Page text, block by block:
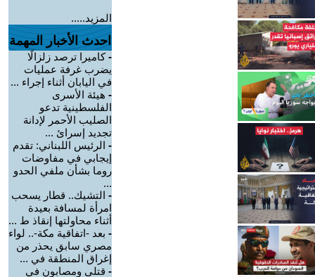
المزيد.....
احدث الأخبار المهمة
-كاميرا ترصد زلزالًا
يضرب غرفة عمليات
في اليابان أثناء إجراء ...
- هيئة الأسرى
الفلسطينية تدعو
الصليب الأحمر لإدانة
تجديد إسرائ ...
- الرئيس اللبناني: تقدم
إيجابي في مفاوضات
روما بشأن ملفي الحدو
...
- التشيك.. قطار يسحب
امرأة لمسافة بعيدة
أثناء محاولتها إنقاذ ط ...
- بعد -اتفاقية مكة-.. لواء
مصري سابق يحذر من
إغراق المنطقة في ...
- قتلى ومصابون في